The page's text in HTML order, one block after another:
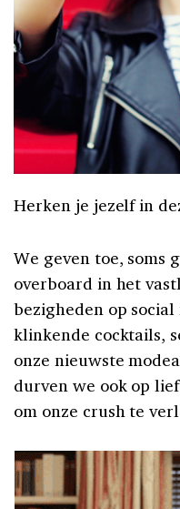
Herken je jezelf in
We geven toe, soms
overboard in het
bezigheden op
klinkende cocktails,
onze nieuwste
durven we ook op
om onze crush te